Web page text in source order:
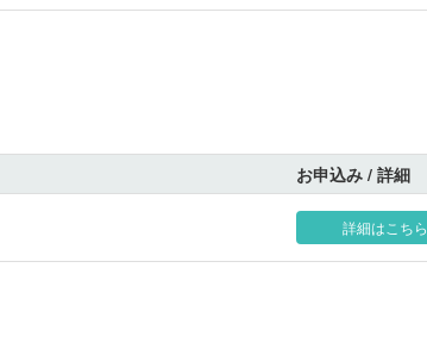
お申込み / 詳細
詳細はこちら